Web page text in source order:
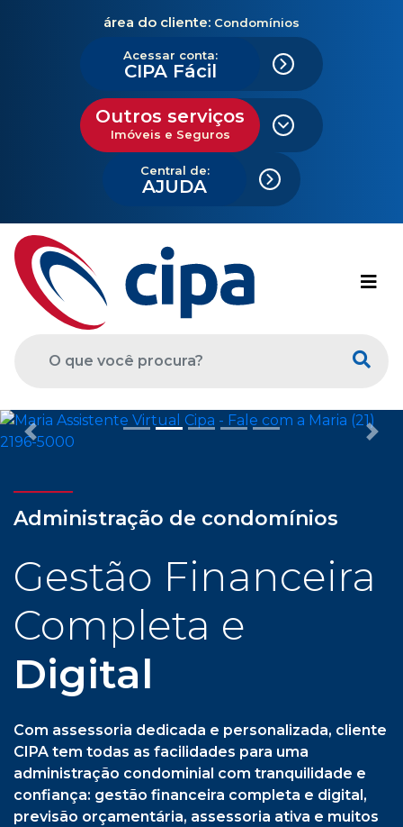
área do cliente: Condomínios
Acessar conta:
CIPA Fácil
Outros serviços
Imóveis e Seguros
Central de:
AJUDA
Previous
Administração de condomínios
Gestão Financeira
Completa e
Digital
Com assessoria dedicada e personalizada, cliente
CIPA tem todas as facilidades para uma
administração condominial com tranquilidade e
confiança: gestão financeira completa e digital,
previsão orçamentária, assessoria ativa e muitos